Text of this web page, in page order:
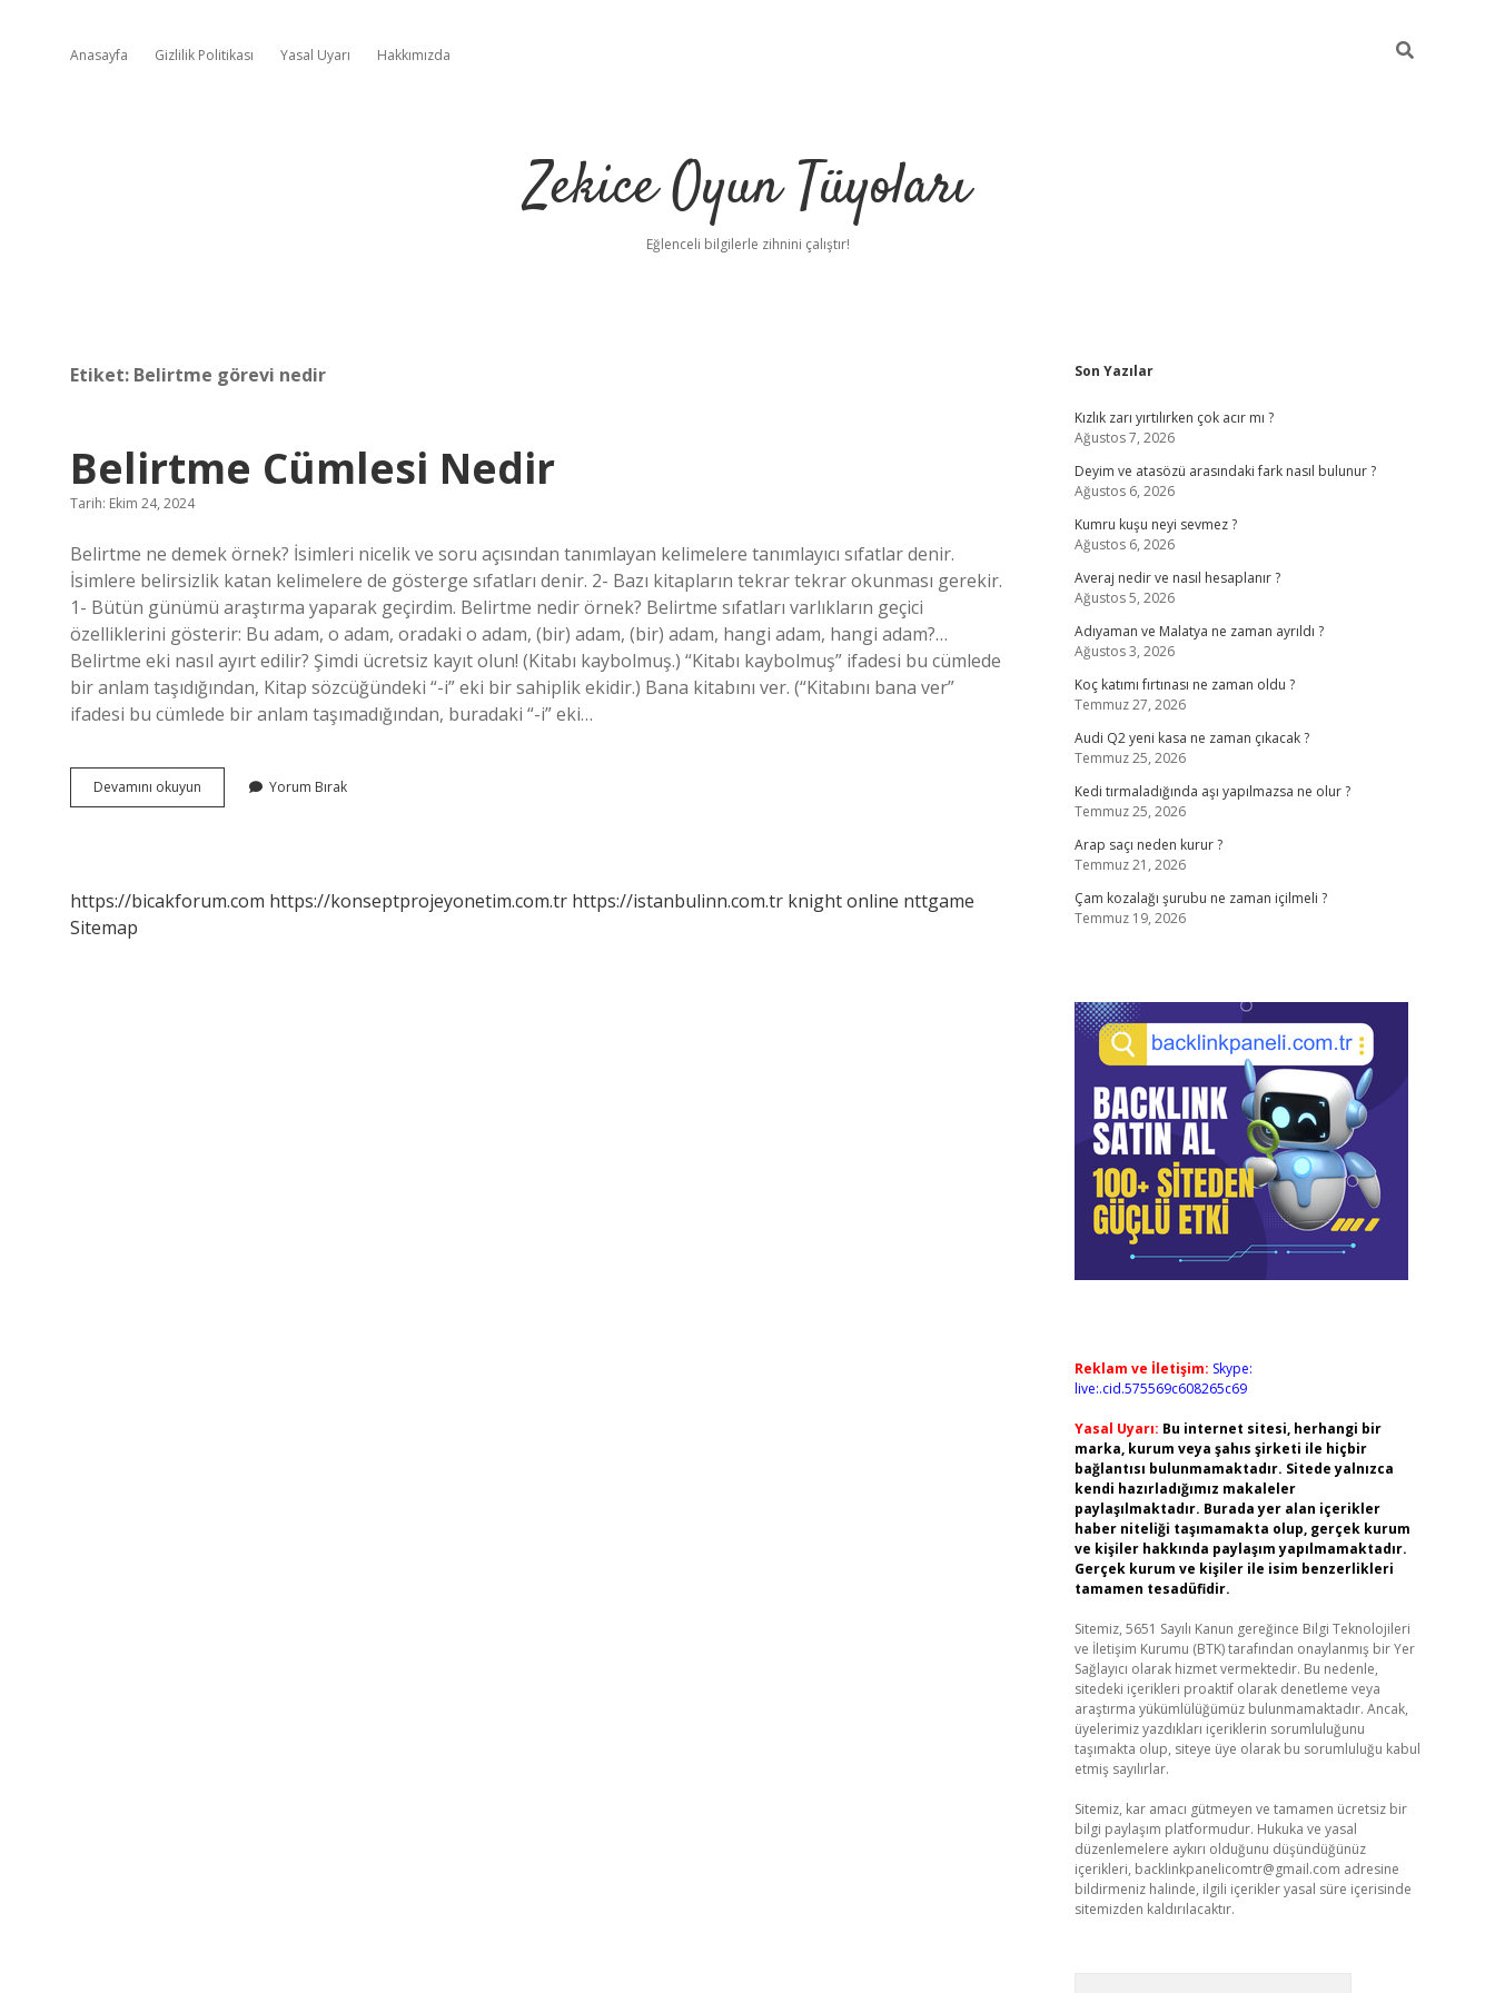
Anasayfa Gizlilik Politikası Yasal Uyarı Hakkımızda
Zekice Oyun Tüyoları
Eğlenceli bilgilerle zihnini çalıştır!
Etiket: Belirtme görevi nedir
Belirtme Cümlesi Nedir
Tarih: Ekim 24, 2024
Belirtme ne demek örnek? İsimleri nicelik ve soru açısından tanımlayan kelimelere tanımlayıcı sıfatlar denir.
İsimlere belirsizlik katan kelimelere de gösterge sıfatları denir. 2- Bazı kitapların tekrar tekrar okunması gerekir.
1- Bütün günümü araştırma yaparak geçirdim. Belirtme nedir örnek? Belirtme sıfatları varlıkların geçici
özelliklerini gösterir: Bu adam, o adam, oradaki o adam, (bir) adam, (bir) adam, hangi adam, hangi adam?…
Belirtme eki nasıl ayırt edilir? Şimdi ücretsiz kayıt olun! (Kitabı kaybolmuş.) “Kitabı kaybolmuş” ifadesi bu cümlede
bir anlam taşıdığından, Kitap sözcüğündeki “-i” eki bir sahiplik ekidir.) Bana kitabını ver. (“Kitabını bana ver”
ifadesi bu cümlede bir anlam taşımadığından, buradaki “-i” eki…
Devamını okuyun Belirtme
Cümlesi
Yorum Bırak
https://bicakforum.com https://konseptprojeyonetim.com.tr https://istanbulinn.com.tr knight online nttgame
Sitemap
Sidebar
Son Yazılar
Kızlık zarı yırtılırken çok acır mı ?
Ağustos 7, 2026
Deyim ve atasözü arasındaki fark nasıl bulunur ?
Ağustos 6, 2026
Kumru kuşu neyi sevmez ?
Ağustos 6, 2026
Averaj nedir ve nasıl hesaplanır ?
Ağustos 5, 2026
Adıyaman ve Malatya ne zaman ayrıldı ?
Ağustos 3, 2026
Koç katımı fırtınası ne zaman oldu ?
Temmuz 27, 2026
Audi Q2 yeni kasa ne zaman çıkacak ?
Temmuz 25, 2026
Kedi tırmaladığında aşı yapılmazsa ne olur ?
Temmuz 25, 2026
Arap saçı neden kurur ?
Temmuz 21, 2026
Çam kozalağı şurubu ne zaman içilmeli ?
Temmuz 19, 2026
Reklam ve İletişim: Skype:
live:.cid.575569c608265c69
Yasal Uyarı: Bu internet sitesi, herhangi bir
marka, kurum veya şahıs şirketi ile hiçbir
bağlantısı bulunmamaktadır. Sitede yalnızca
kendi hazırladığımız makaleler
paylaşılmaktadır. Burada yer alan içerikler
haber niteliği taşımamakta olup, gerçek kurum
ve kişiler hakkında paylaşım yapılmamaktadır.
Gerçek kurum ve kişiler ile isim benzerlikleri
tamamen tesadüfidir.
Sitemiz, 5651 Sayılı Kanun gereğince Bilgi Teknolojileri
ve İletişim Kurumu (BTK) tarafından onaylanmış bir Yer
Sağlayıcı olarak hizmet vermektedir. Bu nedenle,
sitedeki içerikleri proaktif olarak denetleme veya
araştırma yükümlülüğümüz bulunmamaktadır. Ancak,
üyelerimiz yazdıkları içeriklerin sorumluluğunu
taşımakta olup, siteye üye olarak bu sorumluluğu kabul
etmiş sayılırlar.
Sitemiz, kar amacı gütmeyen ve tamamen ücretsiz bir
bilgi paylaşım platformudur. Hukuka ve yasal
düzenlemelere aykırı olduğunu düşündüğünüz
içerikleri, backlinkpanelicomtr@gmail.com adresine
bildirmeniz halinde, ilgili içerikler yasal süre içerisinde
sitemizden kaldırılacaktır.
vdcasino sitesi